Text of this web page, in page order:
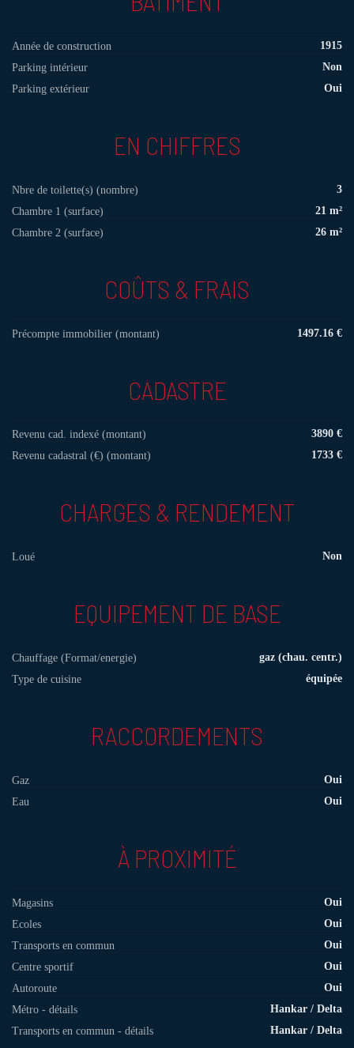
Année de construction
1915
Parking intérieur
Non
Parking extérieur
Oui
EN CHIFFRES
Nbre de toilette(s) (nombre)
3
Chambre 1 (surface)
21 m²
Chambre 2 (surface)
26 m²
COÛTS & FRAIS
Précompte immobilier (montant) 1497.16 €
CADASTRE
Revenu cad. indexé (montant)
3890 €
Revenu cadastral (€) (montant)
1733 €
CHARGES & RENDEMENT
Loué Non
EQUIPEMENT DE BASE
Chauffage (Format/energie)
gaz (chau. centr.)
Type de cuisine
équipée
RACCORDEMENTS
Gaz
Oui
Eau
Oui
À PROXIMITÉ
Magasins
Oui
Ecoles
Oui
Transports en commun
Oui
Centre sportif
Oui
Autoroute
Oui
Métro - détails
Hankar / Delta
Transports en commun - détails
Hankar / Delta